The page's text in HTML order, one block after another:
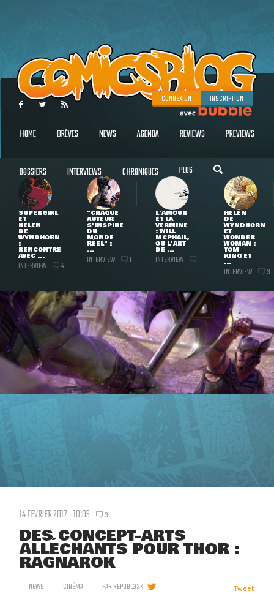
CONNEXION INSCRIPTION
HOME BRÈVES NEWS AGENDA REVIEWS PREVIEWS
DOSSIERS INTERVIEWS CHRONIQUES PLUS
SUPERGIRL
ET
HELEN
DE
WYNDHORN
:
RENCONTRE
AVEC ...
INTERVIEW 4
"CHAQUE
AUTEUR
S'INSPIRE
DU
MONDE
RÉEL" :
...
INTERVIEW 1
L'AMOUR
ET LA
VERMINE
: WILL
MCPHAIL,
OU L'ART
DE ...
INTERVIEW 1
HELEN
DE
WYNDHORN
ET
WONDER
WOMAN :
TOM
KING ET
...
INTERVIEW 3
14 FEVRIER 2017 - 10:05 3
DES CONCEPT-ARTS
ALLÉCHANTS POUR THOR :
RAGNAROK
NEWS CINÉMA PARREPUBL33K Tweet